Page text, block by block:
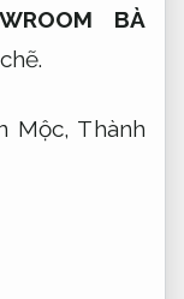
BÀ
Mộc, Thành